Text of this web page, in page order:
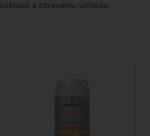
a zdravému vzhledu.